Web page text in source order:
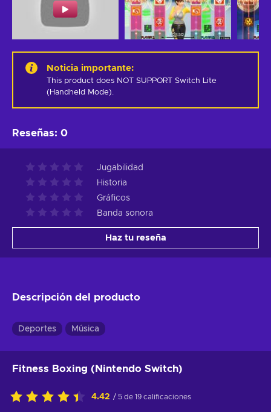
Noticia importante:
This product does NOT SUPPORT Switch Lite
(Handheld Mode).
Reseñas: 0
Jugabilidad
Historia
Gráficos
Banda sonora
Haz tu reseña
Descripción del producto
Deportes Música
Fitness Boxing (Nintendo Switch)
4.42 / 5 de 19 calificaciones